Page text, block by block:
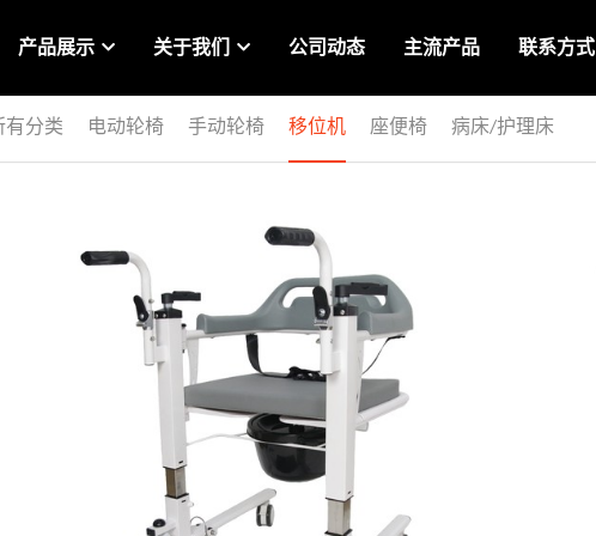
产品展示 关于我们 公司动态 主流产品 联系方式
有分类 电动轮椅 手动轮椅 移位机 座便椅 病床/护理床